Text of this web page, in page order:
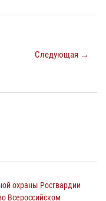
Следующая →
охраны Росгвардии
Всероссийском